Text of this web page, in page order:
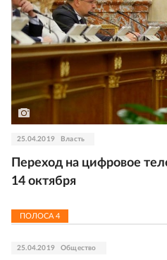
25.04.2019 Власть
Переход на цифровое
14 октября
ПОЛОСА 4
25.04.2019 Общество